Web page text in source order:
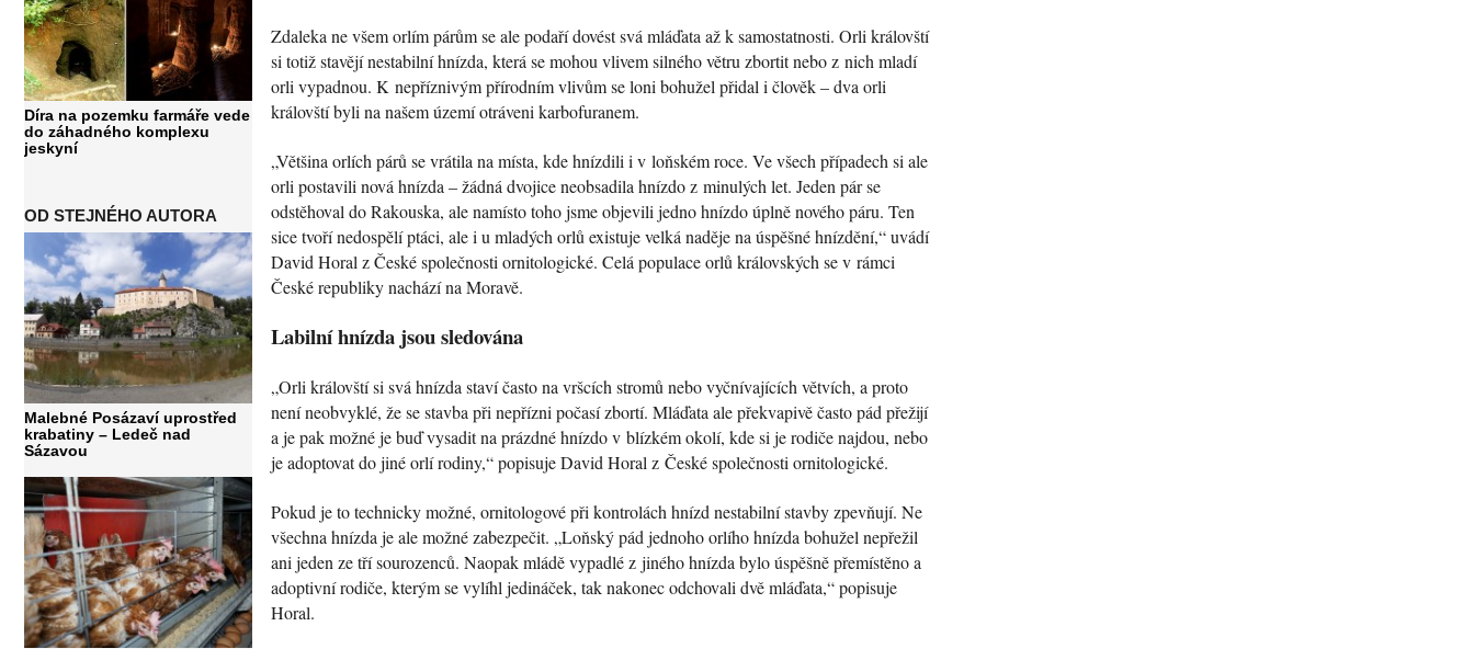
Díra na pozemku farmáře vede
do záhadného komplexu
jeskyní
OD STEJNÉHO AUTORA
Malebné Posázaví uprostřed
krabatiny – Ledeč nad
Sázavou
Zdaleka ne všem orlím párům se ale podaří dovést svá mláďata až k samostatnosti. Orli královští
si totiž stavějí nestabilní hnízda, která se mohou vlivem silného větru zbortit nebo z nich mladí
orli vypadnou. K nepříznivým přírodním vlivům se loni bohužel přidal i člověk – dva orli
královští byli na našem území otráveni karbofuranem.
„Většina orlích párů se vrátila na místa, kde hnízdili i v loňském roce. Ve všech případech si ale
orli postavili nová hnízda – žádná dvojice neobsadila hnízdo z minulých let. Jeden pár se
odstěhoval do Rakouska, ale namísto toho jsme objevili jedno hnízdo úplně nového páru. Ten
sice tvoří nedospělí ptáci, ale i u mladých orlů existuje velká naděje na úspěšné hnízdění,“ uvádí
David Horal z České společnosti ornitologické. Celá populace orlů královských se v rámci
České republiky nachází na Moravě.
Labilní hnízda jsou sledována
„Orli královští si svá hnízda staví často na vršcích stromů nebo vyčnívajících větvích, a proto
není neobvyklé, že se stavba při nepřízni počasí zbortí. Mláďata ale překvapivě často pád přežijí
a je pak možné je buď vysadit na prázdné hnízdo v blízkém okolí, kde si je rodiče najdou, nebo
je adoptovat do jiné orlí rodiny,“ popisuje David Horal z České společnosti ornitologické.
Pokud je to technicky možné, ornitologové při kontrolách hnízd nestabilní stavby zpevňují. Ne
všechna hnízda je ale možné zabezpečit. „Loňský pád jednoho orlího hnízda bohužel nepřežil
ani jeden ze tří sourozenců. Naopak mládě vypadlé z jiného hnízda bylo úspěšně přemístěno a
adoptivní rodiče, kterým se vylíhl jedináček, tak nakonec odchovali dvě mláďata,“ popisuje
Horal.